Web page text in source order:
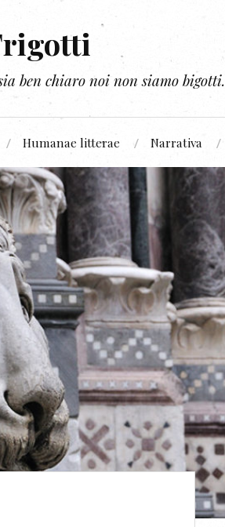
ben chiaro noi non siamo bigotti.
Humanae litterae Narrativa